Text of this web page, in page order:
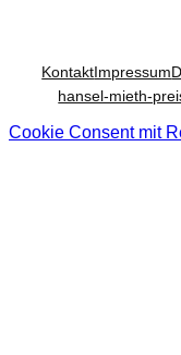
KontaktImpressum
hansel-mieth-
Cookie Consent mit